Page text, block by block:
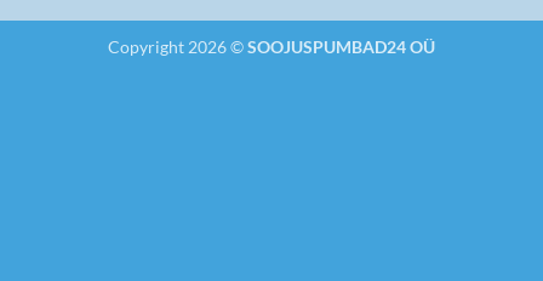
Copyright 2026 ©SOOJUSPUMBAD24 OÜ